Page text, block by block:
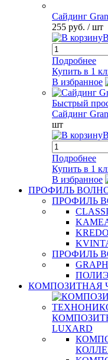
Сайдинг
255 руб. / шт
Подробнее
Купить в 1
В избранное
Быстрый
Сайдинг
шт
Подробнее
Купить в 1
В избранное
ПРОФИЛЬ
ПРОФИЛЬ
ПРОФИЛЬ
КОМПОЗИТНАЯ
LUXARD